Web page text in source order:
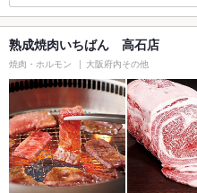
熟成焼肉いちばん 高石店
焼肉・ホルモン 大阪府内その他